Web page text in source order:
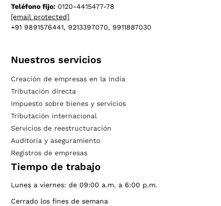
Teléfono fijo: 0120-4415477-78
[email protected]
+91 9891576441, 9213397070, 9911887030
Nuestros servicios
Creación de empresas en la India
Tributación directa
Impuesto sobre bienes y servicios
Tributación internacional
Servicios de reestructuración
Auditoría y aseguramiento
Registros de empresas
Tiempo de trabajo
Lunes a viernes: de 09:00 a.m. a 6:00 p.m.
Cerrado los fines de semana